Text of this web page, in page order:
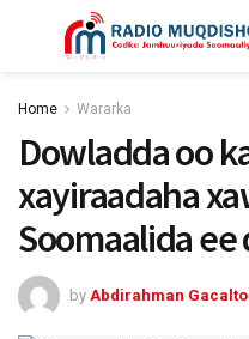
Home Wararka
Dowladda oo
xayiraadaha
Soomaalida ee
by Abdirahman